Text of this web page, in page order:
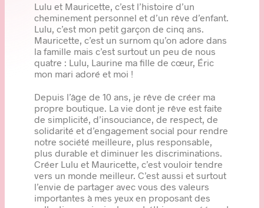
Lulu et Mauricette, c’est l’histoire d’un
cheminement personnel et d’un rêve d’enfant.
Lulu, c’est mon petit garçon de cinq ans.
Mauricette, c’est un surnom qu’on adore dans
la famille mais c’est surtout un peu de nous
quatre : Lulu, Laurine ma fille de cœur, Éric
mon mari adoré et moi !
Depuis l’âge de 10 ans, je rêve de créer ma
propre boutique. La vie dont je rêve est faite
de simplicité, d’insouciance, de respect, de
solidarité et d’engagement social pour rendre
notre société meilleure, plus responsable,
plus durable et diminuer les discriminations.
Créer Lulu et Mauricette, c’est vouloir tendre
vers un monde meilleur. C’est aussi et surtout
l’envie de partager avec vous des valeurs
importantes à mes yeux en proposant des